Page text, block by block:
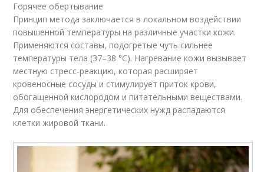
Горячее обертывание
Принцип метода заключается в локальном воздействии
повышенной температуры на различные участки кожи.
Применяются составы, подогретые чуть сильнее
температуры тела (37–38 °С). Нагревание кожи вызывает
местную стресс-реакцию, которая расширяет
кровеносные сосуды и стимулирует приток крови,
обогащенной кислородом и питательными веществами.
Для обеспечения энергетических нужд распадаются
клетки жировой ткани.